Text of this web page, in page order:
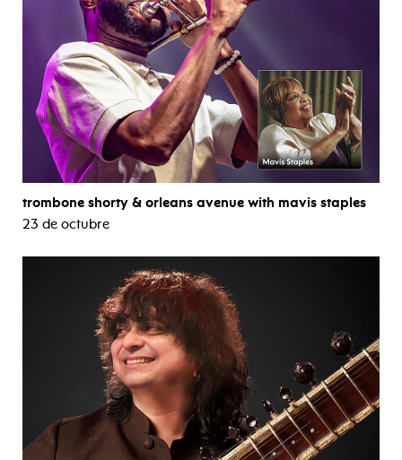
trombone shorty & orleans avenue with mavis staples
23 de octubre